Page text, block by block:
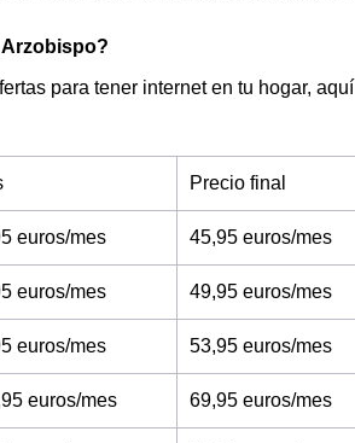
para tener internet en tu hogar, aquí
Precio final
euros/mes 45,95 euros/mes
euros/mes 49,95 euros/mes
euros/mes 53,95 euros/mes
euros/mes 69,95 euros/mes